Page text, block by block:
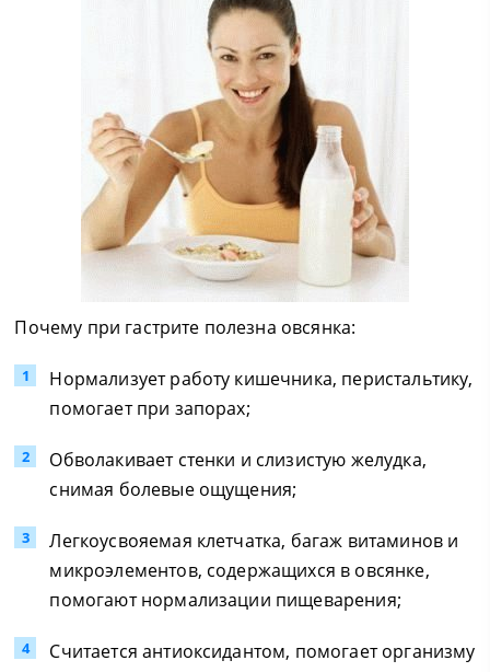
Почему при гастрите полезна овсянка:
Нормализует работу кишечника, перистальтику,
помогает при запорах;
Обволакивает стенки и слизистую желудка,
снимая болевые ощущения;
Легкоусвояемая клетчатка, багаж витаминов и
микроэлементов, содержащихся в овсянке,
помогают нормализации пищеварения;
Считается антиоксидантом, помогает организму